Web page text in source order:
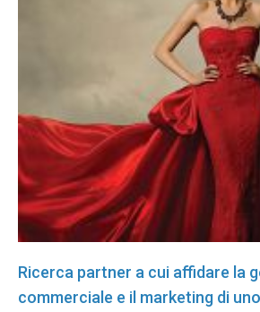
Ricerca partner a cui affidare la
commerciale e il marketing di